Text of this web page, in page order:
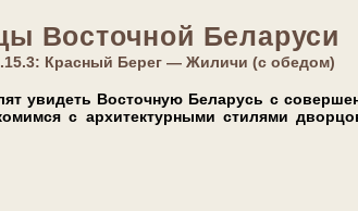
Восточной Беларуси
Красный Берег — Жиличи (с обедом)
уви­деть Восточную Бе­ла­русь с
с ар­хи­тек­тур­ны­ми стилями